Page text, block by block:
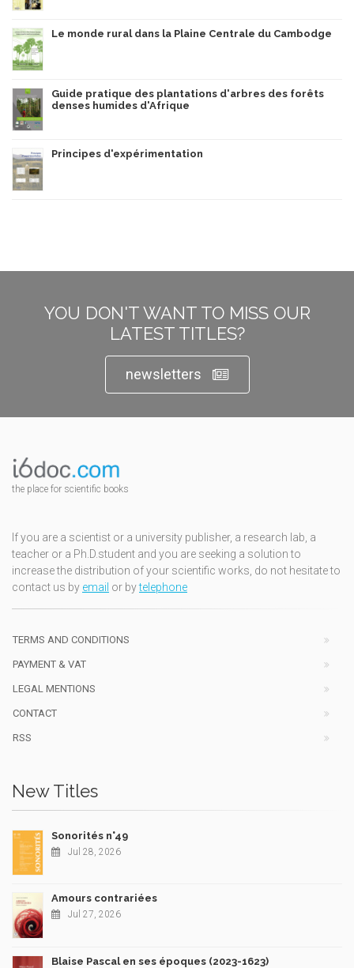
Le monde rural dans la Plaine Centrale du Cambodge
Guide pratique des plantations d'arbres des forêts
denses humides d'Afrique
Principes d'expérimentation
YOU DON'T WANT TO MISS OUR
LATEST TITLES?
newsletters
the place for scientific books
If you are a scientist or a university publisher, a research lab, a
teacher or a Ph.D.student and you are seeking a solution to
increase the distribution of your scientific works, do not hesitate to
contact us by email or bytelephone
TERMS AND CONDITIONS
PAYMENT & VAT
LEGAL MENTIONS
CONTACT
RSS
New Titles
Sonorités n°49
Jul 28, 2026
Amours contrariées
Jul 27, 2026
Blaise Pascal en ses époques (2023-1623)